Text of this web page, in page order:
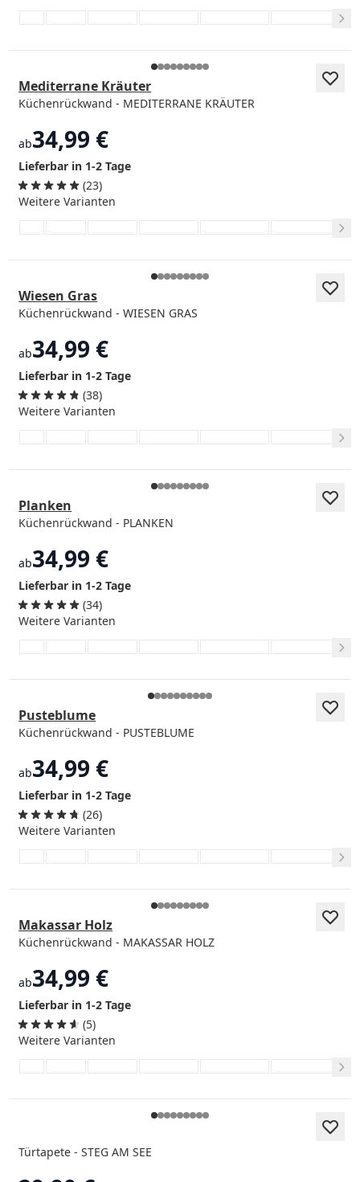
Mediterrane Kräuter
Küchenrückwand - MEDITERRANE KRÄUTER
ab34,99 €
Lieferbar in 1-2 Tage
(23)
Weitere Varianten
Wiesen Gras
Küchenrückwand - WIESEN GRAS
ab34,99 €
Lieferbar in 1-2 Tage
(38)
Weitere Varianten
Planken
Küchenrückwand - PLANKEN
ab34,99 €
Lieferbar in 1-2 Tage
(34)
Weitere Varianten
Pusteblume
Küchenrückwand - PUSTEBLUME
ab34,99 €
Lieferbar in 1-2 Tage
(26)
Weitere Varianten
Makassar Holz
Küchenrückwand - MAKASSAR HOLZ
ab34,99 €
Lieferbar in 1-2 Tage
(5)
Weitere Varianten
Türtapete - STEG AM SEE